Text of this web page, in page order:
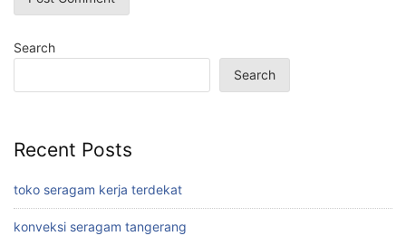
Search
Search
Recent Posts
toko seragam kerja terdekat
konveksi seragam tangerang